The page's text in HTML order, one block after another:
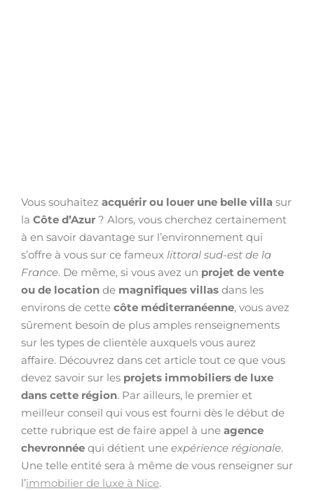
Vous souhaitez acquérir ou louer une belle villa sur
la Côte d’Azur ? Alors, vous cherchez certainement
à en savoir davantage sur l’environnement qui
s’offre à vous sur ce fameux littoral sud-est de la
France. De même, si vous avez un projet de vente
ou de location de magnifiques villas dans les
environs de cette côte méditerranéenne, vous avez
sûrement besoin de plus amples renseignements
sur les types de clientèle auxquels vous aurez
affaire. Découvrez dans cet article tout ce que vous
devez savoir sur les projets immobiliers de luxe
dans cette région. Par ailleurs, le premier et
meilleur conseil qui vous est fourni dès le début de
cette rubrique est de faire appel à une agence
chevronnée qui détient une expérience régionale.
Une telle entité sera à même de vous renseigner sur
l’immobilier de luxe à Nice.